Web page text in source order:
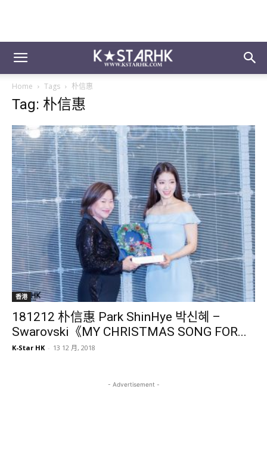
Home Tags 朴信惠
Tag: 朴信惠
香港
181212 朴信惠 Park ShinHye 박신혜 –
Swarovski《MY CHRISTMAS SONG FOR...
K-Star HK - 13 12 月, 2018
- Advertisement -